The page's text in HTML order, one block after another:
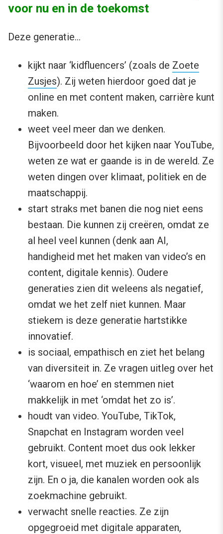
voor nu en in de toekomst
Deze generatie…
kijkt naar ‘kidfluencers’ (zoals de Zoete
Zusjes). Zij weten hierdoor goed dat je
online en met content maken, carrière kunt
maken.
weet veel meer dan we denken.
Bijvoorbeeld door het kijken naar YouTube,
weten ze wat er gaande is in de wereld. Ze
weten dingen over klimaat, politiek en de
maatschappij.
start straks met banen die nog niet eens
bestaan. Die kunnen zij creëren, omdat ze
al heel veel kunnen (denk aan AI,
handigheid met het maken van video’s en
content, digitale kennis). Oudere
generaties zien dit weleens als negatief,
omdat we het zelf niet kunnen. Maar
stiekem is deze generatie hartstikke
innovatief.
is sociaal, empathisch en ziet het belang
van diversiteit in. Ze vragen uitleg over het
‘waarom en hoe’ en stemmen niet
makkelijk in met ‘omdat het zo is’.
houdt van video. YouTube, TikTok,
Snapchat en Instagram worden veel
gebruikt. Content moet dus ook lekker
kort, visueel, met muziek en persoonlijk
zijn. En o ja, die kanalen worden ook als
zoekmachine gebruikt.
verwacht snelle reacties. Ze zijn
opgegroeid met digitale apparaten,